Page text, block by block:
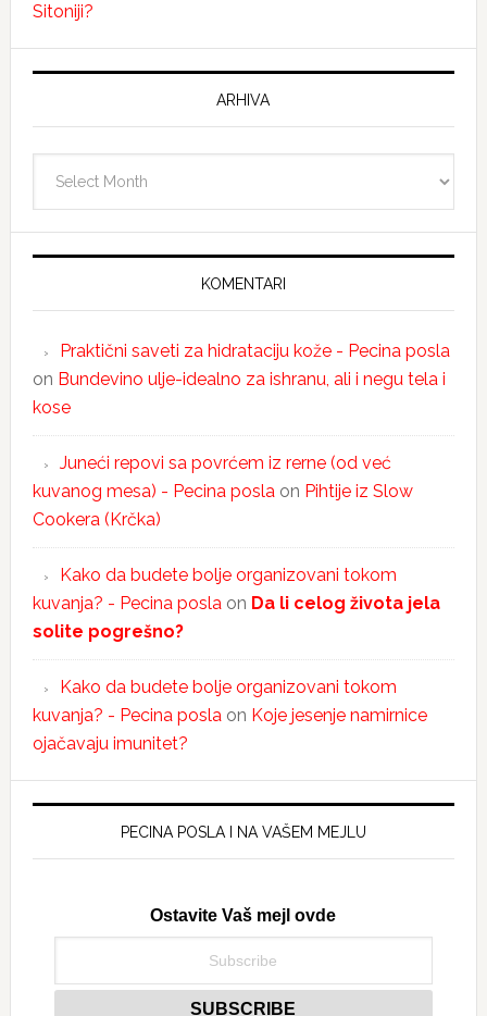
Sitoniji?
ARHIVA
KOMENTARI
Praktični saveti za hidrataciju kože - Pecina posla
on Bundevino ulje-idealno za ishranu, ali i negu tela i
kose
Juneći repovi sa povrćem iz rerne (od već
kuvanog mesa) - Pecina poslaon Pihtije iz Slow
Cookera (Krčka)
Kako da budete bolje organizovani tokom
kuvanja? - Pecina poslaon Da li celog života jela
solite pogrešno?
Kako da budete bolje organizovani tokom
kuvanja? - Pecina poslaon Koje jesenje namirnice
ojačavaju imunitet?
PECINA POSLA I NA VAŠEM MEJLU
Ostavite Vaš mejl ovde